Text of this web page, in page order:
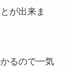
が出来ま
るので一気